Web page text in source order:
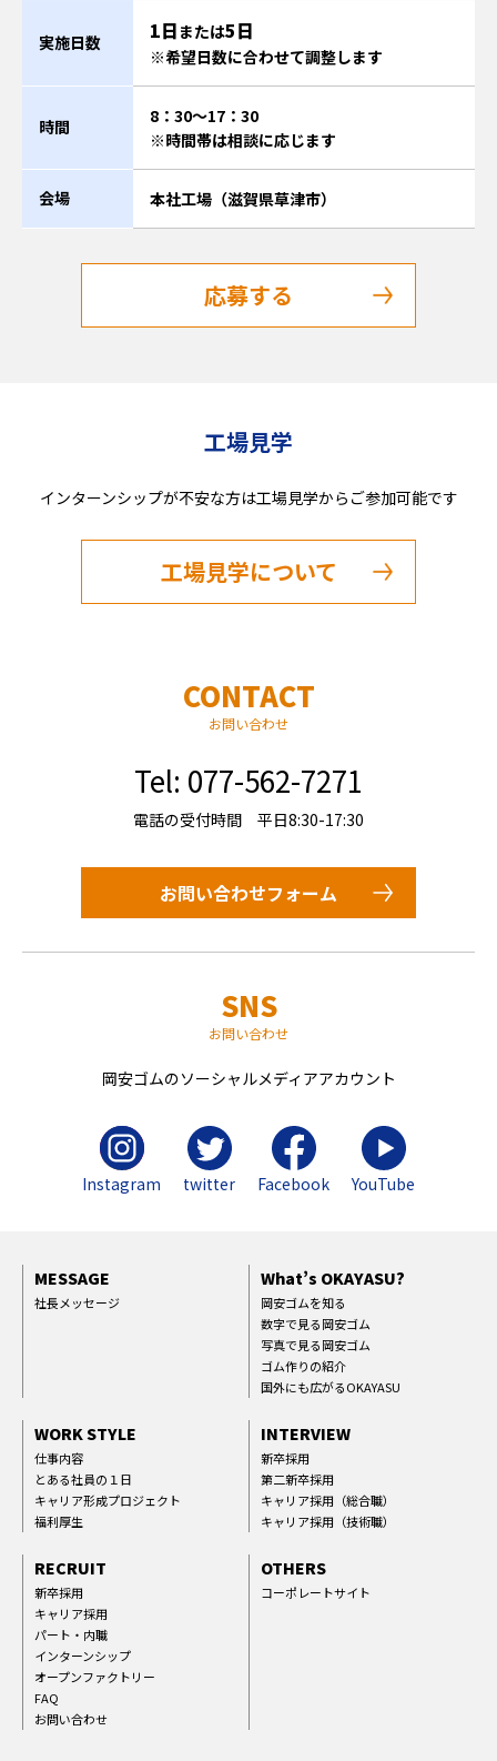
実施日数 1日 または5日
※希望日数に合わせて調整します
時間
8：30～17：30
※時間帯は相談に応じます
会場 本社工場（滋賀県草津市）
応募する
工場見学
インターンシップが不安な方は工場見学からご参加可能です
工場見学について
CONTACT
お問い合わせ
Tel: 077-562-7271
電話の受付時間 平日8:30-17:30
お問い合わせフォーム
SNS
お問い合わせ
岡安ゴムのソーシャルメディアアカウント
Instagram twitter Facebook YouTube
MESSAGE
社長メッセージ
What’s OKAYASU?
岡安ゴムを知る
数字で見る岡安ゴム
写真で見る岡安ゴム
ゴム作りの紹介
国外にも広がるOKAYASU
WORK STYLE
仕事内容
とある社員の１日
キャリア形成プロジェクト
福利厚生
INTERVIEW
新卒採用
第二新卒採用
キャリア採用（総合職）
キャリア採用（技術職）
RECRUIT
新卒採用
キャリア採用
パート・内職
インターンシップ
オープンファクトリー
FAQ
お問い合わせ
OTHERS
コーポレートサイト